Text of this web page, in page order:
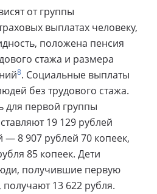
от группы
выплатах человеку,
положена пенсия
стажа и размера
8. Социальные выплаты
без трудового стажа.
для первой группы
19 129 рублей
— 8 907 рублей 70 копеек,
85 копеек. Дети
получившие первую
получают 13 622 рубля.